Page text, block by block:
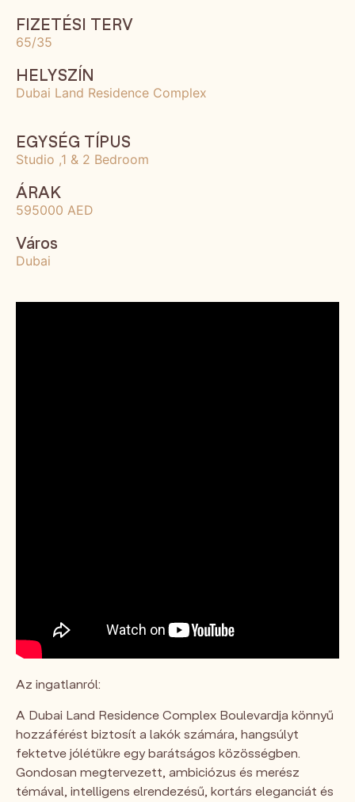
FIZETÉSI TERV
65/35
HELYSZÍN
Dubai Land Residence Complex
EGYSÉG TÍPUS
Studio ,1 & 2 Bedroom
ÁRAK
595000 AED
Város
Dubai
Az ingatlanról:
A Dubai Land Residence Complex Boulevardja könnyű
hozzáférést biztosít a lakók számára, hangsúlyt
fektetve jólétükre egy barátságos közösségben.
Gondosan megtervezett, ambiciózus és merész
témával, intelligens elrendezésű, kortárs eleganciát és